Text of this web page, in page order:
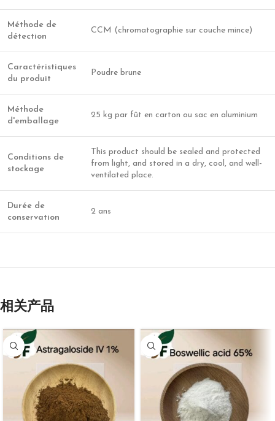
Méthode de
détection
CCM (chromatographie sur couche mince)
Caractéristiques
du produit
Poudre brune
Méthode
d'emballage
25 kg par fût en carton ou sac en aluminium
Conditions de
stockage
This product should be sealed and protected
from light, and stored in a dry, cool, and well-
ventilated place.
Durée de
conservation
2 ans
相关产品